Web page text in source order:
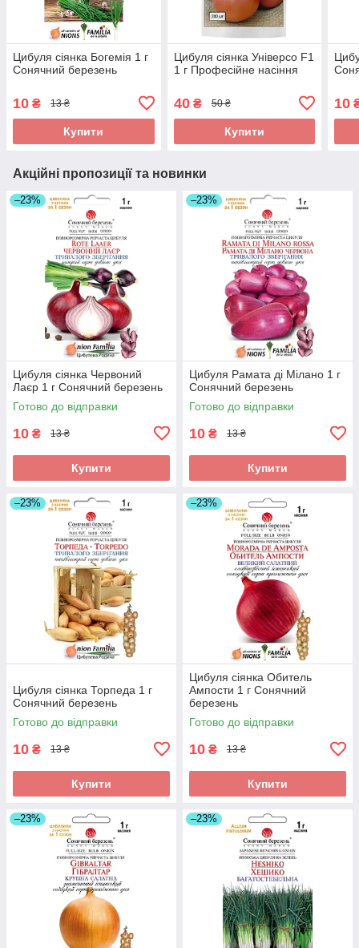
Цибуля сіянка Богемія 1 г
Сонячний березень
10 ₴ 13 ₴
Купити
Цибуля сіянка Універсо F1
1 г Професійне насіння
40₴ 50 ₴
Купити
10
Акційні пропозиції та новинки
–23%
Цибуля сіянка Червоний
Лаєр 1 г Сонячний березень
Готово до відправки
10 ₴ 13 ₴
Купити
–23%
Цибуля Рамата ді Мілано 1 г
Сонячний березень
Готово до відправки
10 ₴ 13 ₴
Купити
–23%
Цибуля сіянка Торпеда 1 г
Сонячний березень
Готово до відправки
10 ₴ 13 ₴
Купити
–23%
Цибуля сіянка Обитель
Ампости 1 г Сонячний
березень
Готово до відправки
10 ₴ 13 ₴
Купити
–23% –23%